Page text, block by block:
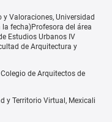
y Valoraciones, Universidad
fecha)Profesora del área
Estudios Urbanos IV
de Arquitectura y
de Arquitectos de
y Territorio Virtual, Mexicali